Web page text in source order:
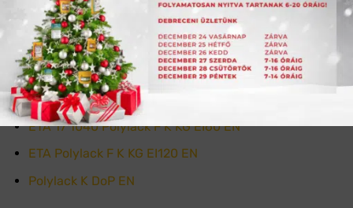
Polylack F K KG Műszaki Adatlap HU
Polylack K Biztonsági Adatlap HU
Lezárások NMÉ 2020
Hézag NMÉ 2020
ETA 17 1040 Polylack F K KG EI60 EN
ETA Polylack F K KG EI120 EN
Polylack K DoP EN